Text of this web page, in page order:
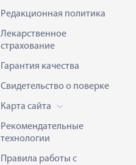
Редакционная политика
Лекарственное
страхование
Гарантия качества
Свидетельство о поверке
Карта сайта
Рекомендательные
технологии
Правила работы с